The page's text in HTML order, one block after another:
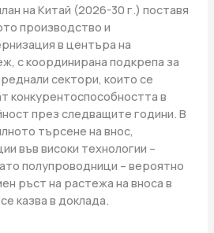
на Китай (2026-30 г.) поставя
производство и
в центъра на
с координирана подкрепа за
сектори, които се
конкурентоспособността в
през следващите години. В
търсене на внос,
във високи технологии –
полупроводници – вероятно
ръст на растежа на вноса в
казва в доклада.